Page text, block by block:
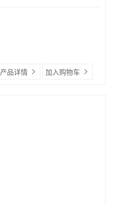
产品详情 加入购物车